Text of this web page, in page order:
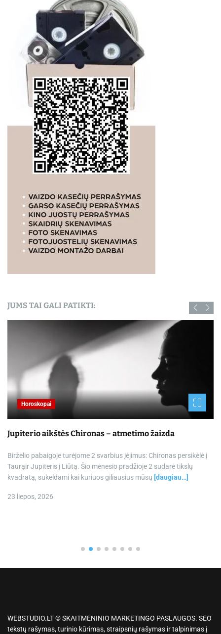
JUMS TAI GALI PATIKTI:
Horoskopai
Jupiterio aikštės Chironas – atmetimo žaizda
Birželio pabaigoje turėjome 2 svarbius įėjimus: Chironas persikėlė į
Taurąir Jupiteris į Liūtą. Šio mėnesio pradžioje 2 sudarė tikslų
kvadratą, sukeldami kai kuriuos giliausius mūsų [daugiau…]
23 liepos, 2026
WEBSTUDIO.LT © SKAITMENINIO MARKETINGO PASLAUGOS. SEO
tekstų rašymas, turinio kūrimas, straipsnių rašymas ir talpinimas į